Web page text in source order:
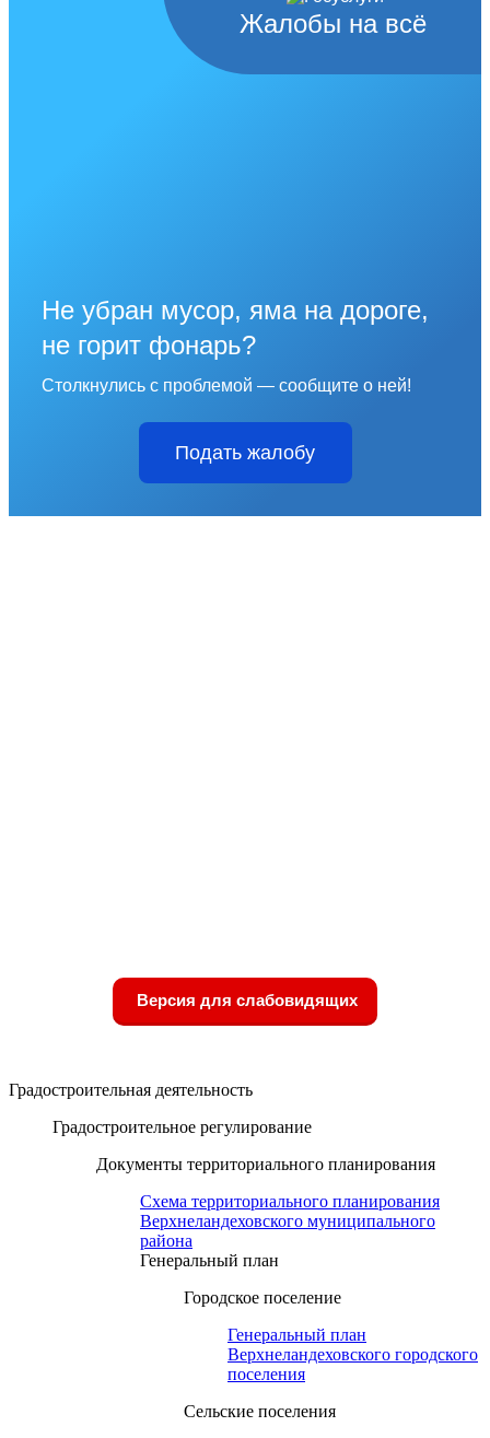
Жалобы на всё
Не убран мусор, яма на дороге,
не горит фонарь?
Столкнулись с проблемой — сообщите о ней!
Подать жалобу
Версия для слабовидящих
Градостроительная деятельность
Градостроительное регулирование
Документы территориального планирования
Схема территориального планирования
Верхнеландеховского муниципального
района
Генеральный план
Городское поселение
Генеральный план
Верхнеландеховского городского
поселения
Сельские поселения